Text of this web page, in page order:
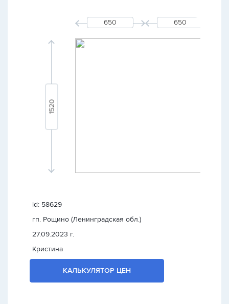
id: 58629
гп. Рощино (Ленинградская обл.)
27.09.2023 г.
Кристина
КАЛЬКУЛЯТОР ЦЕН